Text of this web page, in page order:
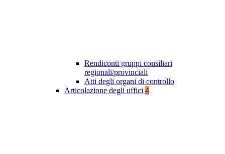
Rendiconti gruppi consiliari
regionali/provinciali
Atti degli organi di controllo
Articolazione degli uffici 4